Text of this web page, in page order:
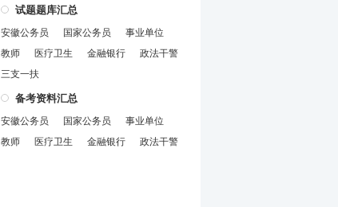
试题题库汇总
安徽公务员 国家公务员
事业单位
教师
医疗卫生 金融银行
政法干警
三支一扶
备考资料汇总
安徽公务员 国家公务员
事业单位
教师
医疗卫生 金融银行 政法干警